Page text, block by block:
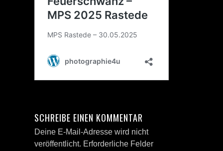
SCHREIBE EINEN KOMMENTAR
Deine E-Mail-Adresse wird nicht
veröffentlicht. Erforderliche Felder